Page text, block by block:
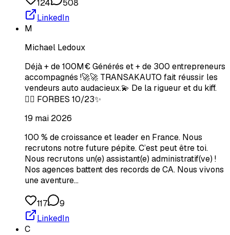
124
508
LinkedIn
M
Michael Ledoux
Déjà + de 100M€ Générés et + de 300 entrepreneurs
accompagnés !🚀🚀 TRANSAKAUTO fait réussir les
vendeurs auto audacieux.💫 De la rigueur et du kiff.
🏄‍♂️ FORBES 10/23✨
19 mai 2026
100 % de croissance et leader en France. Nous
recrutons notre future pépite. C’est peut être toi.
Nous recrutons un(e) assistant(e) administratif(ve) !
Nos agences battent des records de CA. Nous vivons
une aventure…
117
9
LinkedIn
C